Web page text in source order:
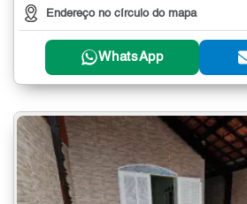
Endereço no círculo do mapa
WhatsApp